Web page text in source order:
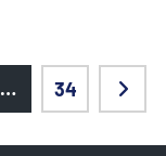
… 34